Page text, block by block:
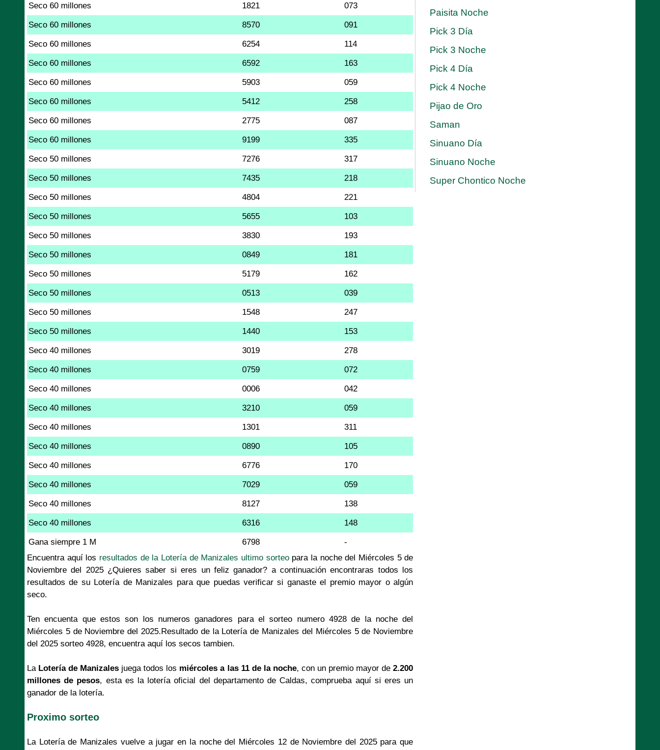
Seco 60 millones 1821 073
Seco 60 millones 8570 091
Seco 60 millones 6254 114
Seco 60 millones 6592 163
Seco 60 millones 5903 059
Seco 60 millones 5412 258
Seco 60 millones 2775 087
Seco 60 millones 9199 335
Seco 50 millones 7276 317
Seco 50 millones 7435 218
Seco 50 millones 4804 221
Seco 50 millones 5655 103
Seco 50 millones 3830 193
Seco 50 millones 0849 181
Seco 50 millones 5179 162
Seco 50 millones 0513 039
Seco 50 millones 1548 247
Seco 50 millones 1440 153
Seco 40 millones 3019 278
Seco 40 millones 0759 072
Seco 40 millones 0006 042
Seco 40 millones 3210 059
Seco 40 millones 1301 311
Seco 40 millones 0890 105
Seco 40 millones 6776 170
Seco 40 millones 7029 059
Seco 40 millones 8127 138
Seco 40 millones 6316 148
Gana siempre 1 M 6798
-
Encuentra aquí los resultados de la Lotería de Manizales ultimo sorteopara la noche del Miércoles 5 de
Noviembre del 2025 ¿Quieres saber si eres un feliz ganador? a continuación encontraras todos los
resultados de su Lotería de Manizales para que puedas verificar si ganaste el premio mayor o algún
seco.
Ten encuenta que estos son los numeros ganadores para el sorteo numero 4928 de la noche del
Miércoles 5 de Noviembre del 2025.Resultado de la Lotería de Manizales del Miércoles 5 de Noviembre
del 2025 sorteo 4928, encuentra aquí los secos tambien.
La Lotería de Manizales juega todos los miércoles a las 11 de la noche, con un premio mayor de2.200
millones de pesos, esta es la lotería oficial del departamento de Caldas, comprueba aquí si eres un
ganador de la lotería.
Proximo sorteo
La Lotería de Manizales vuelve a jugar en la noche del Miércoles 12 de Noviembre del 2025 para que
Paisita Noche
Pick 3 Día
Pick 3 Noche
Pick 4 Día
Pick 4 Noche
Pijao de Oro
Saman
Sinuano Día
Sinuano Noche
Super Chontico Noche